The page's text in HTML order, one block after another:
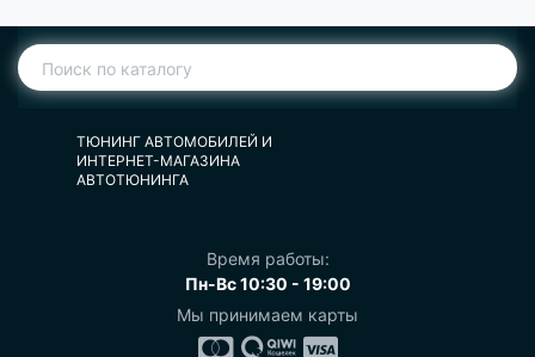
ТЮНИНГ АВТОМОБИЛЕЙ И
ИНТЕРНЕТ-МАГАЗИНА
АВТОТЮНИНГА
Время работы:
Пн-Вс 10:30 - 19:00
Мы принимаем карты